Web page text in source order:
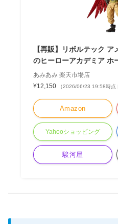
【再販】リボルテック
のヒーローアカデミア ホ
あみあみ 楽天市場店
¥12,150
（2026/06/23 19:58時点
Amazon
Yahooショッピング
駿河屋